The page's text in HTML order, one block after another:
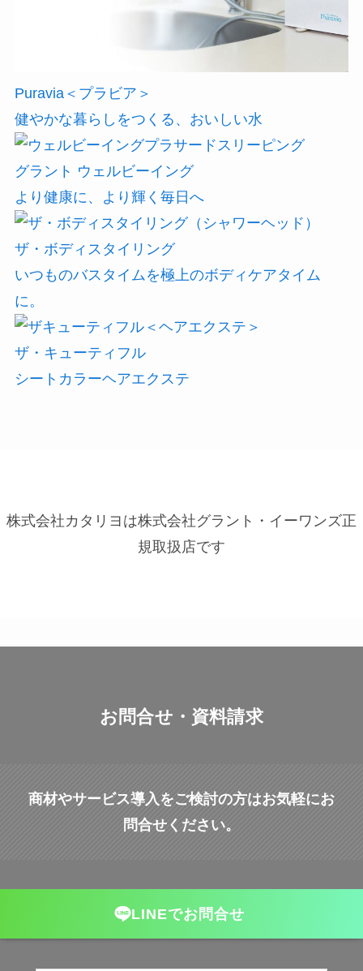
Puravia＜プラビア＞
健やかな暮らしをつくる、おいしい水
グラント ウェルビーイング
より健康に、より輝く毎日へ
ザ・ボディスタイリング
いつものバスタイムを極上のボディケアタイム
に。
ザ・キューティフル
シートカラーヘアエクステ
株式会社カタリヨは株式会社グラント・イーワンズ正
規取扱店です
お問合せ・資料請求
商材やサービス導入をご検討の方はお気軽にお
問合せください。
LINEでお問合せ